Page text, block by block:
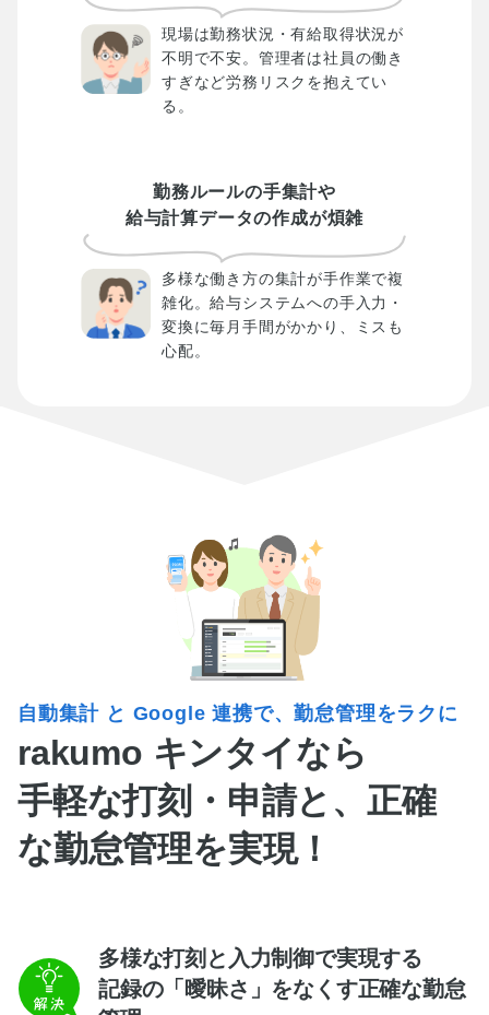
現場は勤務状況・有給取得状況が
不明で不安。管理者は社員の働き
すぎなど労務リスクを抱えてい
る。
勤務ルールの手集計や
給与計算データの作成が煩雑
多様な働き方の集計が手作業で複
雑化。給与システムへの手入力・
変換に毎月手間がかかり、ミスも
心配。
自動集計 と Google 連携で、勤怠管理をラクに
rakumo キンタイなら
手軽な打刻・申請と、正確
な勤怠管理を実現！
多様な打刻と入力制御で実現する
記録の「曖昧さ」をなくす正確な勤怠